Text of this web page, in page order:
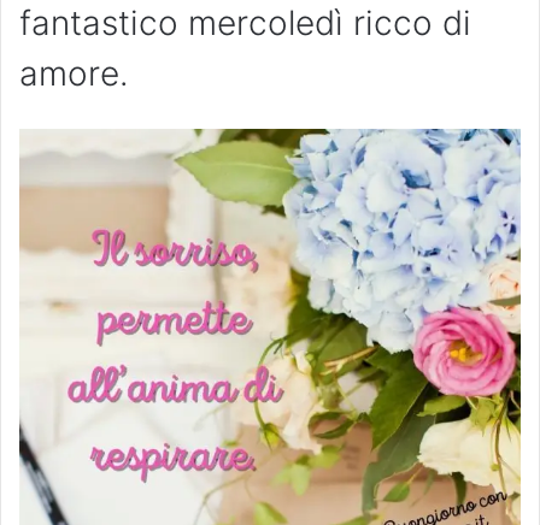
fantastico mercoledì ricco di
amore.